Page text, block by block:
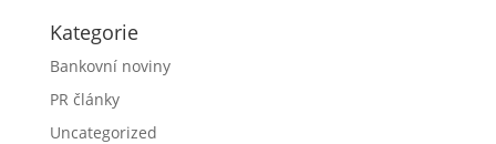
Kategorie
Bankovní noviny
PR články
Uncategorized